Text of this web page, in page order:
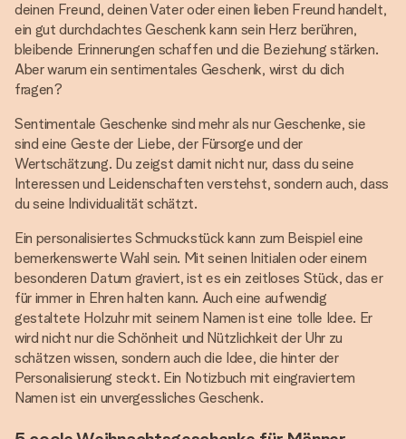
deinen Freund, deinen Vater oder einen lieben Freund handelt,
ein gut durchdachtes Geschenk kann sein Herz berühren,
bleibende Erinnerungen schaffen und die Beziehung stärken.
Aber warum ein sentimentales Geschenk, wirst du dich
fragen?
Sentimentale Geschenke sind mehr als nur Geschenke, sie
sind eine Geste der Liebe, der Fürsorge und der
Wertschätzung. Du zeigst damit nicht nur, dass du seine
Interessen und Leidenschaften verstehst, sondern auch, dass
du seine Individualität schätzt.
Ein personalisiertes Schmuckstück kann zum Beispiel eine
bemerkenswerte Wahl sein. Mit seinen Initialen oder einem
besonderen Datum graviert, ist es ein zeitloses Stück, das er
für immer in Ehren halten kann. Auch eine aufwendig
gestaltete Holzuhr mit seinem Namen ist eine tolle Idee. Er
wird nicht nur die Schönheit und Nützlichkeit der Uhr zu
schätzen wissen, sondern auch die Idee, die hinter der
Personalisierung steckt. Ein Notizbuch mit eingraviertem
Namen ist ein unvergessliches Geschenk.